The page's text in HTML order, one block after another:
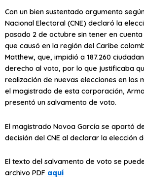
Con un bien sustentado argumento
Nacional Electoral (CNE) declaró la
pasado 2 de octubre sin tener en
que causó en la región del Caribe
Matthew, que, impidió a 187.260
derecho al voto, por lo que justificaba
realización de nuevas elecciones en los
el magistrado de esta corporación,
presentó un salvamento de voto.
El magistrado Novoa García se apartó
decisión del CNE al declarar la elección
El texto del salvamento de voto se
archivo PDF aquí